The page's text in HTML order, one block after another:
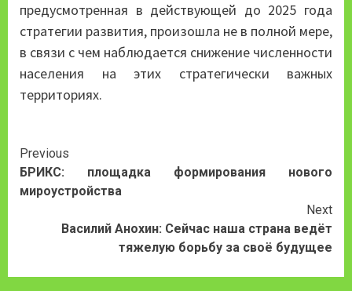
предусмотренная в действующей до 2025 года
стратегии развития, произошла не в полной мере,
в связи с чем наблюдается снижение численности
населения на этих стратегически важных
территориях.
Continue
Reading
Previous
БРИКС: площадка формирования нового
мироустройства
Next
Василий Анохин: Сейчас наша страна ведёт
тяжелую борьбу за своё будущее